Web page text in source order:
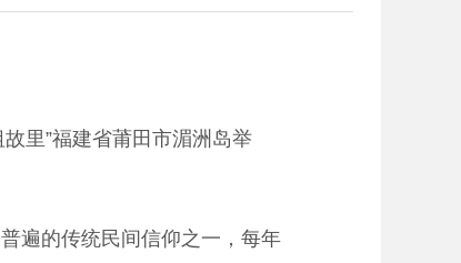
里”福建省莆田市湄洲岛举
遍的传统民间信仰之一，每年